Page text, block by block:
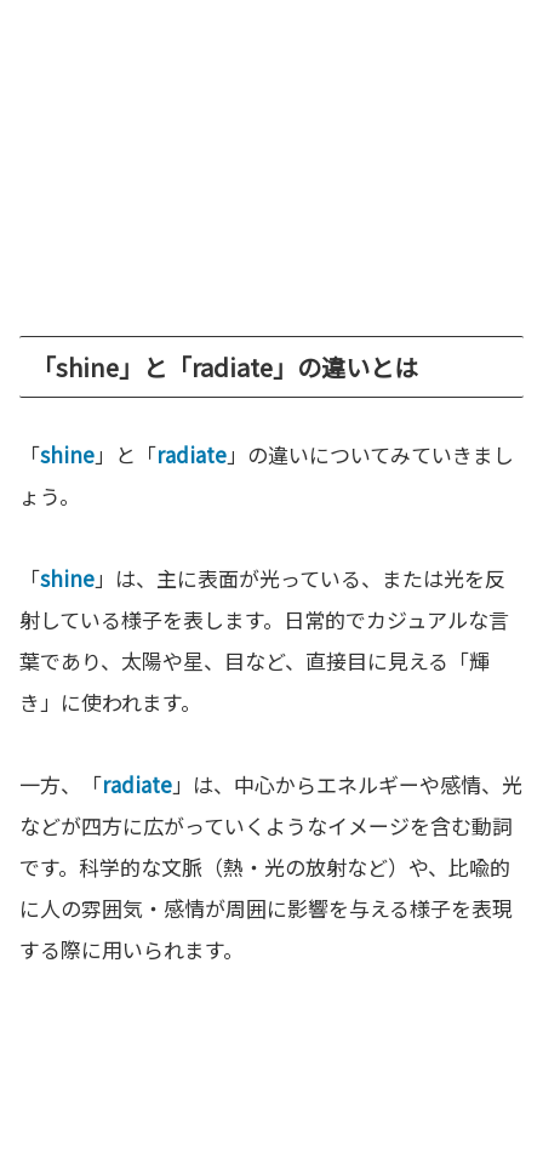
「shine」と「radiate」の違いとは
「shine」と「radiate」の違いについてみていきまし
ょう。
「shine」は、主に表面が光っている、または光を反
射している様子を表します。日常的でカジュアルな言
葉であり、太陽や星、目など、直接目に見える「輝
き」に使われます。
一方、「radiate」は、中心からエネルギーや感情、光
などが四方に広がっていくようなイメージを含む動詞
です。科学的な文脈（熱・光の放射など）や、比喩的
に人の雰囲気・感情が周囲に影響を与える様子を表現
する際に用いられます。